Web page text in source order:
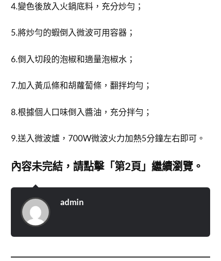
4.變色後放入火鍋底料，充分炒勻；
5.將炒勻的蝦倒入微波可用容器；
6.倒入切段的泡椒和適量泡椒水；
7.加入黃瓜條和胡蘿蔔條，翻拌均勻；
8.根據個人口味倒入醬油，充分拌勻；
9.送入微波爐，700W微波火力加熱5分鐘左右即可。
內容未完結，請點擊「第2頁」繼續瀏覽。
admin